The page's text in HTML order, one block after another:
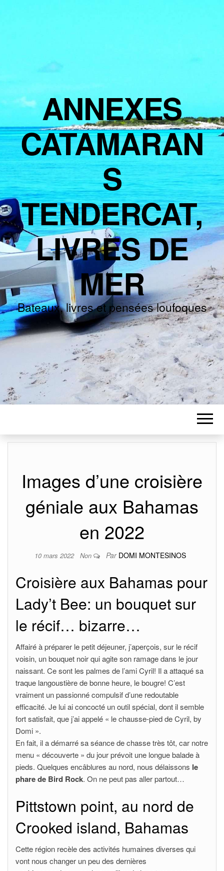
ANNEXES
CATAMARAN
S
TENDERCAT,
LIVRES DE
MER
Bateaux, livres et pensées loufoques
Images d’une croisière
géniale aux Bahamas
en 2022
10 mars 2022 Non Par DOMI MONTESINOS
Croisière aux Bahamas pour
Lady’t Bee: un bouquet sur
le récif… bizarre…
Affairé à préparer le petit déjeuner, j’aperçois, sur le récif
voisin, un bouquet noir qui agite son ramage dans le jour
naissant. Ce sont les palmes de l’ami Cyril! Il a attaqué sa
traque langoustière de bonne heure, le bougre! C’est
vraiment un passionné compulsif d’une redoutable
efficacité. Je lui ai concocté un outil spécial, dont il semble
fort satisfait, que j’ai appelé « le chausse-pied de Cyril, by
Domi ».
En fait, il a démarré sa séance de chasse très tôt, car notre
menu « découverte » du jour prévoit une longue balade à
pieds. Quelques encâblures au nord, nous délaissons le
phare de Bird Rock. On ne peut pas aller partout…
Pittstown point, au nord de
Crooked island, Bahamas
Cette région recèle des activités humaines diverses qui
vont nous changer un peu des dernières